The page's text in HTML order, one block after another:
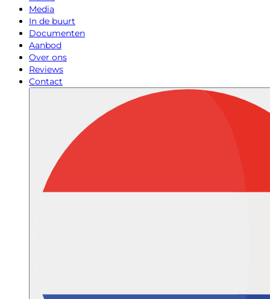
Media
In de buurt
Documenten
Aanbod
Over ons
Reviews
Contact